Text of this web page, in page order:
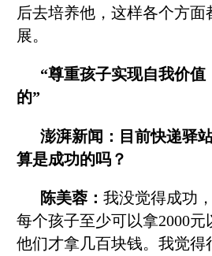
后去培养他，这样各个方
展。
“尊重孩子实现自我价值
的”
澎湃新闻：目前快递驿
算是成功的吗？
陈美蓉： 我没觉得成功
每个孩子至少可以拿2000
他们才拿几百块钱。我觉得